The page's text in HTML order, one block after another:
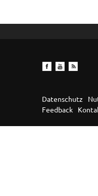
Datenschutz
Feedback